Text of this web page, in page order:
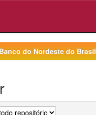
do Nordeste do Brasil